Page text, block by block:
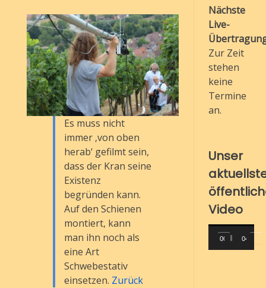
Es muss nicht
immer ‚von oben
herab‘ gefilmt sein,
dass der Kran seine
Existenz
begründen kann.
Auf den Schienen
montiert, kann
man ihn noch als
eine Art
Schwebestativ
einsetzen. Zurück
Nächste
Live-
Zur Zeit
stehen
keine
Termine
an.
Unser
Video
Video-
Player
00:00 04:10